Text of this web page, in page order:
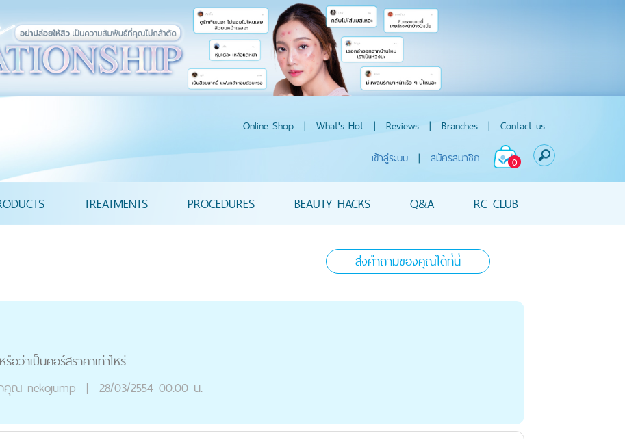
Online Shop | What's Hot | Reviews | Branches | Contact us
0
เข้าสู่ระบบ | สมัครสมาชิก
TREATMENTS PROCEDURES BEAUTY HACKS Q&A RC CLUB
ส่งคำถามของคุณได้ที่นี่
อว่าเป็นคอร์สราคาเท่าไหร่
คุณ nekojump | 28/03/2554 00:00 น.